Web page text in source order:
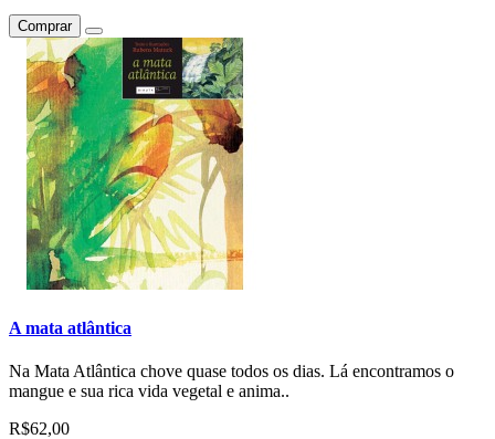
Comprar
A mata atlântica
Na Mata Atlântica chove quase todos os dias. Lá encontramos o
mangue e sua rica vida vegetal e anima..
R$62,00